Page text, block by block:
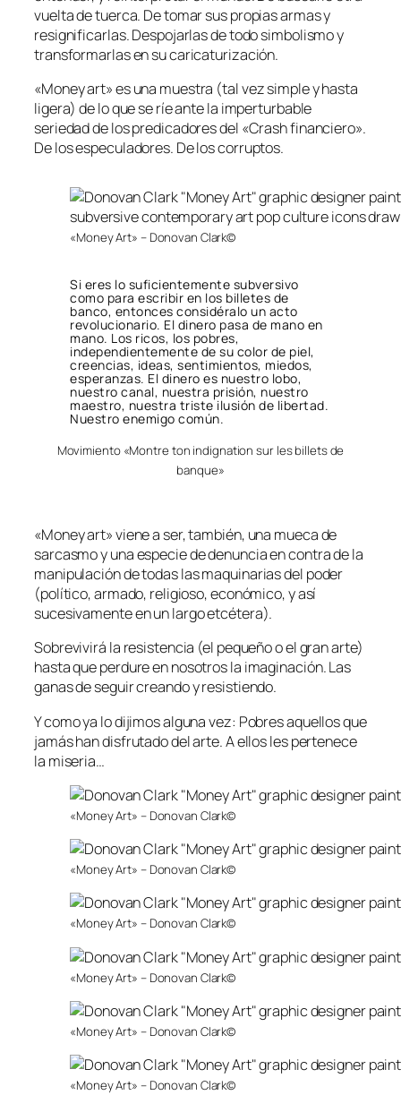
vuelta de tuerca. De tomar sus propias armas y
resignificarlas. Despojarlas de todo simbolismo y
transformarlas en su caricaturización.
«Money art» es una muestra (tal vez simple y hasta
ligera) de lo que se ríe ante la imperturbable
seriedad de los predicadores del «Crash financiero».
De los especuladores. De los corruptos.
«Money Art» – Donovan Clark©
Si eres lo suficientemente subversivo
como para escribir en los billetes de
banco, entonces considéralo un acto
revolucionario. El dinero pasa de mano en
mano. Los ricos, los pobres,
independientemente de su color de piel,
creencias, ideas, sentimientos, miedos,
esperanzas. El dinero es nuestro lobo,
nuestro canal, nuestra prisión, nuestro
maestro, nuestra triste ilusión de libertad.
Nuestro enemigo común.
Movimiento «Montre ton indignation sur les billets de
banque»
«Money art» viene a ser, también, una mueca de
sarcasmo y una especie de denuncia en contra de la
manipulación de todas las maquinarias del poder
(político, armado, religioso, económico, y así
sucesivamente en un largo etcétera).
Sobrevivirá la resistencia (el pequeño o el gran arte)
hasta que perdure en nosotros la imaginación. Las
ganas de seguir creando y resistiendo.
Y como ya lo dijimos alguna vez: Pobres aquellos que
jamás han disfrutado del arte. A ellos les pertenece
la miseria…
«Money Art» – Donovan Clark©
«Money Art» – Donovan Clark©
«Money Art» – Donovan Clark©
«Money Art» – Donovan Clark©
«Money Art» – Donovan Clark©
«Money Art» – Donovan Clark©